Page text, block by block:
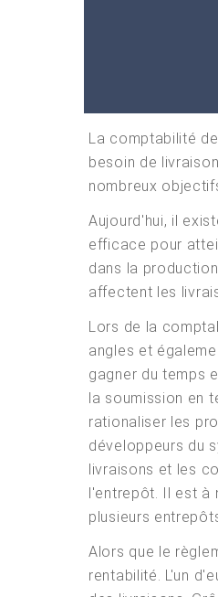
La comptabilité
besoin de
nombreux
Aujourd'hui, il
efficace pour
dans la
affectent les
Lors de la
angles et
gagner du temps
la soumission en
rationaliser les
développeurs du
livraisons et les
l'entrepôt. Il est à
plusieurs
Alors que le
rentabilité. L'un